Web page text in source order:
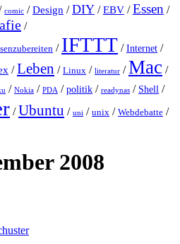
comic /Design /DIY /EBV /Essen /
/
/ IFTTT /Internet /
/Leben / Linux / literatur /Mac /
/ Nokia / PDA /politik / readynas / Shell /
/Ubuntu / uni / unix / Webdebatte /
2008